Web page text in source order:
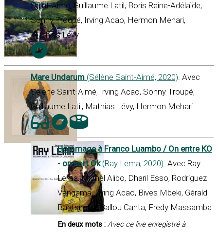
Saint-Aimé, Guillaume Latil, Boris Reine-Adélaïde,
Sonny Troupé, Irving Acao, Hermon Mehari,
Mathias Lévy
Mare Undarum (Sélène Saint-Aimé, 2020). Avec
Sélène Saint-Aimé, Irving Acao, Sonny Troupé,
Guillaume Latil, Mathias Lévy, Hermon Mehari
Hommage à Franco Luambo / On entre KO
- on sort Ok(Ray Lema, 2020). Avec Ray
Lema, Michel Alibo, Dharil Esso, Rodriguez
Vangama, Irving Acao, Bives Mbeki, Gérald
Bantsimba, Ballou Canta, Fredy Massamba
En deux mots : Avec ce live enregistré à